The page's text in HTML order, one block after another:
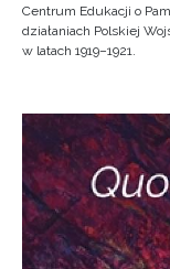
Centrum Edukacji o
działaniach Polskiej
w latach 1919–1921.